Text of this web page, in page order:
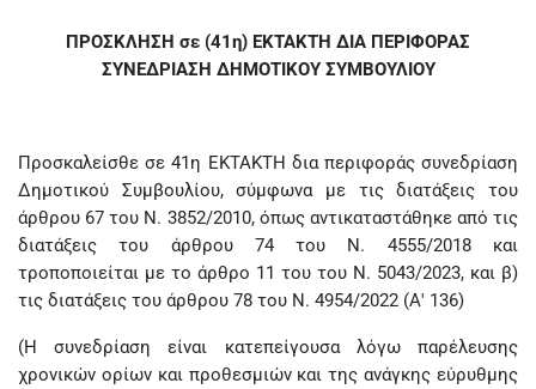
ΠΡΟΣΚΛΗΣΗ σε (41η) ΕΚΤΑΚΤΗ ΔΙΑ ΠΕΡΙΦΟΡΑΣ
ΣΥΝΕΔΡΙΑΣΗ ΔΗΜΟΤΙΚΟΥ ΣΥΜΒΟΥΛΙΟΥ
Προσκαλείσθε σε 41η ΕΚΤΑΚΤΗ δια περιφοράς συνεδρίαση
Δημοτικού Συμβουλίου, σύμφωνα με τις διατάξεις του
άρθρου 67 του Ν. 3852/2010, όπως αντικαταστάθηκε από τις
διατάξεις του άρθρου 74 του Ν. 4555/2018 και
τροποποιείται με το άρθρο 11 του του Ν. 5043/2023, και β)
τις διατάξεις του άρθρου 78 του Ν. 4954/2022 (Α' 136)
(Η συνεδρίαση είναι κατεπείγουσα λόγω παρέλευσης
χρονικών ορίων και προθεσμιών και της ανάγκης εύρυθμης